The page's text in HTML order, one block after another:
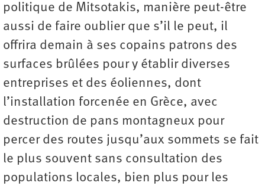
politique de Mitsotakis, manière peut-être
aussi de faire oublier que s’il le peut, il
offrira demain à ses copains patrons des
surfaces brûlées pour y établir diverses
entreprises et des éoliennes, dont
l’installation forcenée en Grèce, avec
destruction de pans montagneux pour
percer des routes jusqu’aux sommets se fait
le plus souvent sans consultation des
populations locales, bien plus pour les